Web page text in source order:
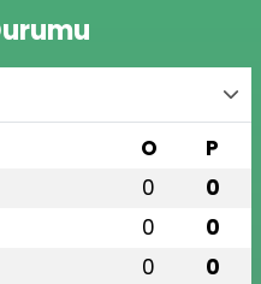
O P
0 0
0 0
0 0